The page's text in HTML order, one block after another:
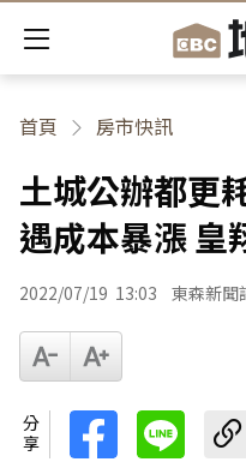
首頁 房市快訊
土城公辦都更
遇成本暴漲 皇
2022/07/19 13:03 東森新聞
分享